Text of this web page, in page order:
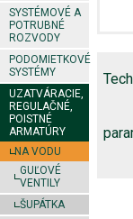
SYSTÉMOVÉ A
POTRUBNÉ
ROZVODY
PODOMIETKOVÉ
SYSTÉMY
UZATVÁRACIE,
REGULAČNÉ,
POISTNÉ
ARMATÚRY
NA VODU
GUĽOVÉ
VENTILY
ŠUPÁTKA